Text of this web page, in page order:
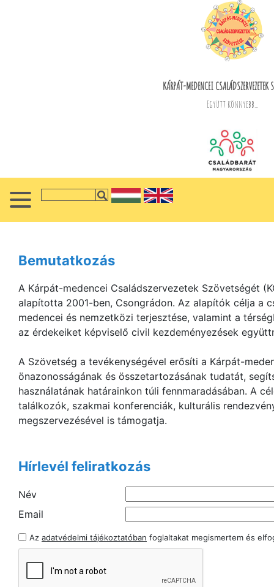
KÁRPÁT-MEDENCEI CSALÁDSZERVEZETEK
Együtt könnyebb...
Bemutatkozás
A Kárpát-medencei Családszervezetek Szövetségét
alapította 2001-ben, Csongrádon. Az alapítók célja a
medencei és nemzetközi terjesztése, valamint a
az érdekeiket képviselő civil kezdeményezések
A Szövetség a tevékenységével erősíti a Kárpát-
önazonosságának és összetartozásának tudatát,
használatának határainkon túli fennmaradásában. A
találkozók, szakmai konferenciák, kulturális
megszervezésével is támogatja.
Hírlevél feliratkozás
Név
Email
Az adatvédelmi tájékoztatóban foglaltakat megismertem és